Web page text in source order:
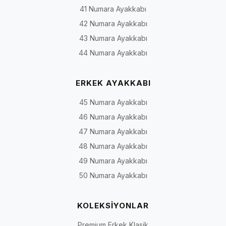
İş hayatı, toplantı,
düğün ve özel davet
Oxford, Derby, loafer,
veya bağcıksız klasik
modeller
Şehir yaşamı, ofis ve
Casual, yumuşak yapılı,
Günlük tempo ve
sportif kombinler
Bağcıklı veya bağcıksız deri
spor modeller
Serin hava, sonbahar
ve kış koşulları
Bağcıklı bot, fermuarlı bot,
Chelsea ve yüksek bilekli
modeller
kombinleri
41 Numara Ayakkabı
42 Numara Ayakkabı
43 Numara Ayakkabı
44 Numara Ayakkabı
ERKEK AYAKKABI
45 Numara Ayakkabı
46 Numara Ayakkabı
47 Numara Ayakkabı
48 Numara Ayakkabı
49 Numara Ayakkabı
50 Numara Ayakkabı
KOLEKSİYONLAR